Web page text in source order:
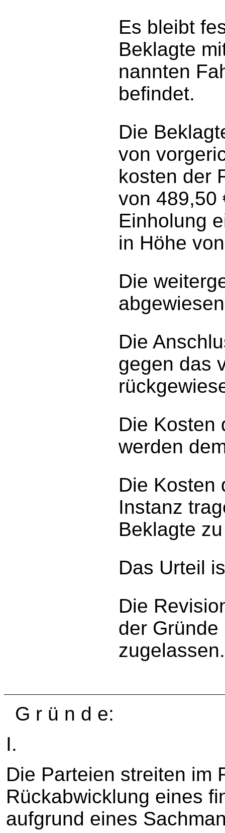
Es bleibt
Beklagte
nannten
befindet.
Die
von
kosten der
von 489,50
Einholung
in Höhe
Die
Die
gegen das
Die Kosten
werden
Die Kosten
Instanz
Beklagte
Das Urteil
Die
der
zugelassen.
G r ü n d e:
I.
Die Parteien streiten im
Rückabwicklung eines
aufgrund eines